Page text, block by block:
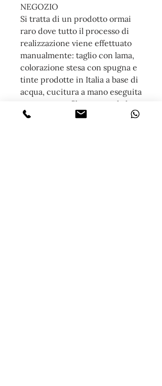
NEGOZIO
Si tratta di un prodotto ormai
raro dove tutto il processo di
realizzazione viene effettuato
manualmente: taglio con lama,
colorazione stesa con spugna e
tinte prodotte in Italia a base di
acqua, cucitura a mano eseguita
con ago e un filo cerato ad alta
resistenza. I miei prodotti sono